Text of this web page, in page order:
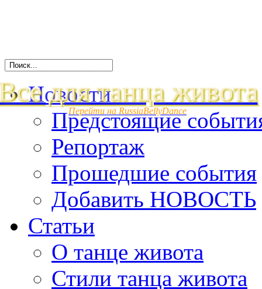
для танца живота
Перейти на RussiaBellyDance
Новости
Предстоящие
Репортаж
Прошедшие события
Добавить НОВОСТЬ
Статьи
О танце живота
Стили танца живота